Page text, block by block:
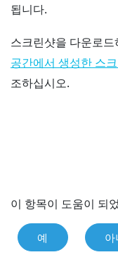
됩니다.
스크린샷을 다운로
공간에서 생성한 스
조하십시오.
이 항목이 도움이 되
예 아